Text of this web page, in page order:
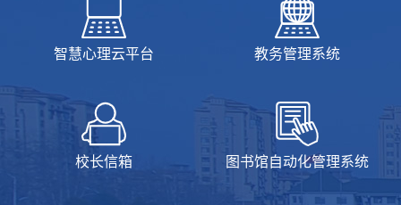
智慧心理云平台 教务管理系统
校长信箱 图书馆自动化管理系统